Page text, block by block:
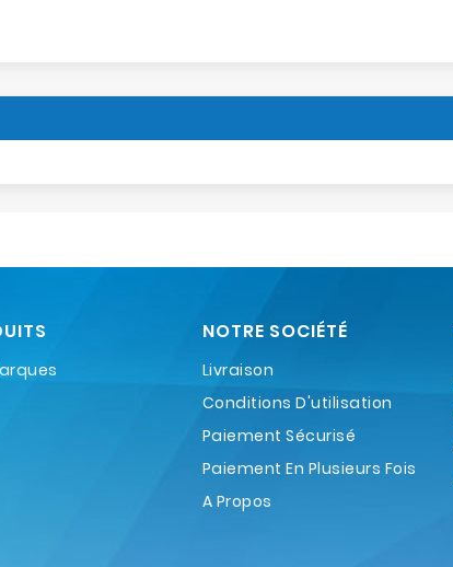
NOTRE SOCIÉTÉ
Livraison
Conditions D'utilisation
Paiement Sécurisé
Paiement En Plusieurs Fois
A Propos